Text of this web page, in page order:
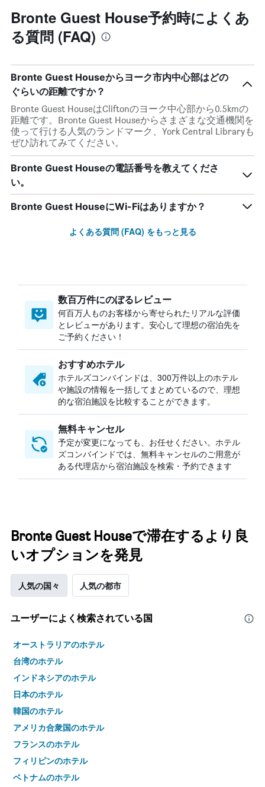
Bronte Guest House予約時によくあ
る質問 (FAQ)
Bronte Guest Houseからヨーク市内中心部はどの
ぐらいの距離ですか？
Bronte Guest HouseはCliftonのヨーク中心部から0.5kmの
距離です。Bronte Guest Houseからさまざまな交通機関を
使って行ける人気のランドマーク、York Central Libraryも
ぜひ訪れてみてください。
Bronte Guest Houseの電話番号を教えてくださ
い。
Bronte Guest HouseにWi-Fiはありますか？
よくある質問 (FAQ) をもっと見る
数百万件にのぼるレビュー
何百万人ものお客様から寄せられたリアルな評価
とレビューがあります。安心して理想の宿泊先を
ご予約ください！
おすすめホテル
ホテルズコンバインドは、300万件以上のホテル
や施設の情報を一括してまとめているので、理想
的な宿泊施設を比較することができます。
無料キャンセル
予定が変更になっても、お任せください。ホテル
ズコンバインドでは、無料キャンセルのご用意が
ある代理店から宿泊施設を検索・予約できます
Bronte Guest Houseで滞在するより良
いオプションを発見
人気の国々 人気の都市
ユーザーによく検索されている国
オーストラリアのホテル
台湾のホテル
インドネシアのホテル
日本のホテル
韓国のホテル
アメリカ合衆国のホテル
フランスのホテル
フィリピンのホテル
ベトナムのホテル